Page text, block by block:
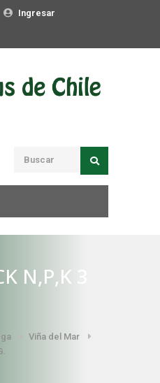
Ingresar
N,P,K 3
Viña del Mar